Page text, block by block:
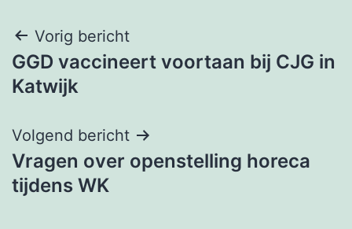
Bericht
navigatie
Vorig bericht
GGD vaccineert voortaan bij CJG in
Katwijk
Volgend bericht
Vragen over openstelling horeca
tijdens WK